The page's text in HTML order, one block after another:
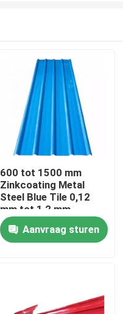
600 tot 1500 mm
Zinkcoating Metal
Steel Blue Tile 0,12
mm tot 1,2 mm
Aanvraag sturen